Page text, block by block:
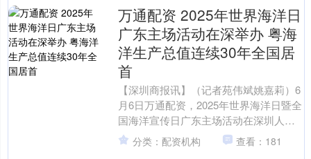
万通配资 2025年世界海洋日
广东主场活动在深举办 粤海
洋生产总值连续30年全国居
首
【深圳商报讯】（记者苑伟斌姚嘉莉）6
月6日万通配资，2025年世界海洋日暨全
国海洋宣传日广东主场活动在深圳人才
公园举行。 该活动由广东省自然资源厅
（省海洋局）和....
分类：配资机构 查看：181